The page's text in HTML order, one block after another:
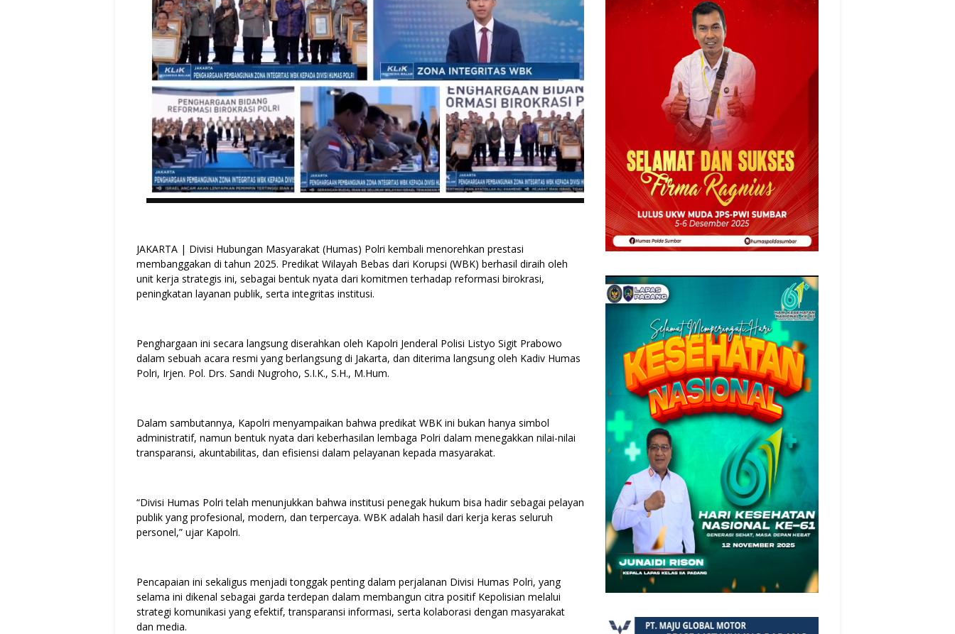
JAKARTA | Divisi Hubungan Masyarakat (Humas) Polri kembali menorehkan prestasi
membanggakan di tahun 2025. Predikat Wilayah Bebas dari Korupsi (WBK) berhasil diraih oleh
unit kerja strategis ini, sebagai bentuk nyata dari komitmen terhadap reformasi birokrasi,
peningkatan layanan publik, serta integritas institusi.
Penghargaan ini secara langsung diserahkan oleh Kapolri Jenderal Polisi Listyo Sigit Prabowo
dalam sebuah acara resmi yang berlangsung di Jakarta, dan diterima langsung oleh Kadiv Humas
Polri, Irjen. Pol. Drs. Sandi Nugroho, S.I.K., S.H., M.Hum.
Dalam sambutannya, Kapolri menyampaikan bahwa predikat WBK ini bukan hanya simbol
administratif, namun bentuk nyata dari keberhasilan lembaga Polri dalam menegakkan nilai-nilai
transparansi, akuntabilitas, dan efisiensi dalam pelayanan kepada masyarakat.
“Divisi Humas Polri telah menunjukkan bahwa institusi penegak hukum bisa hadir sebagai pelayan
publik yang profesional, modern, dan terpercaya. WBK adalah hasil dari kerja keras seluruh
personel,” ujar Kapolri.
Pencapaian ini sekaligus menjadi tonggak penting dalam perjalanan Divisi Humas Polri, yang
selama ini dikenal sebagai garda terdepan dalam membangun citra positif Kepolisian melalui
strategi komunikasi yang efektif, transparansi informasi, serta kolaborasi dengan masyarakat
dan media.